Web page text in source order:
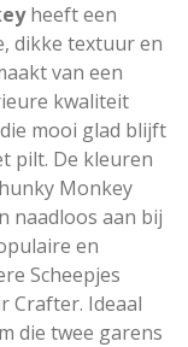
heeft een
dikke textuur en
van een
kwaliteit
mooi glad blijft
pilt. De kleuren
Monkey
naadloos aan bij
en
Scheepjes
Crafter. Ideaal
die twee garens